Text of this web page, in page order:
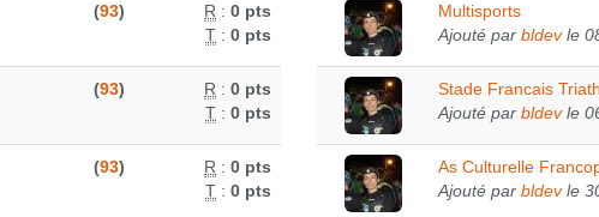
(93) R : 0 pts
T : 0 pts
(93) R : 0 pts
T : 0 pts
(93) R : 0 pts
T : 0 pts
Multisports
Ajouté par bldevle
Stade Francais
Ajouté par bldevle
As Culturelle
Ajouté par bldevle